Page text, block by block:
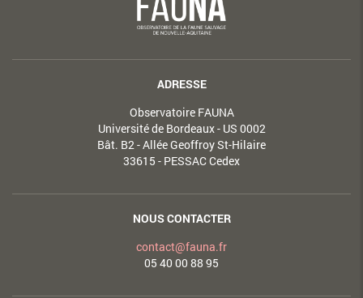
ADRESSE
Observatoire FAUNA
Université de Bordeaux - US 0002
Bât. B2 - Allée Geoffroy St-Hilaire
33615 - PESSAC Cedex
NOUS CONTACTER
contact@fauna.fr
05 40 00 88 95